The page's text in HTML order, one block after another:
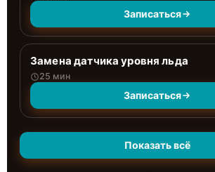
Записаться
Замена датчика уровня льда
25 мин
Записаться
Показать всё